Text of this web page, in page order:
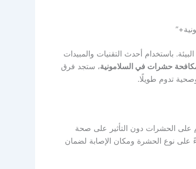
باستخدام أحدث التقنيات والمبيدات
حشرات في السلامونية، ستجد فرق
تدوم طويلًا.
على الحشرات دون التأثير على صحة
على نوع الحشرة ومكان الإصابة لضمان